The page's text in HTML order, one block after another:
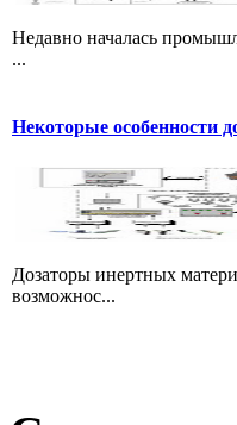
Недавно началась
...
Некоторые особенности
Дозаторы инертных
возможнос...